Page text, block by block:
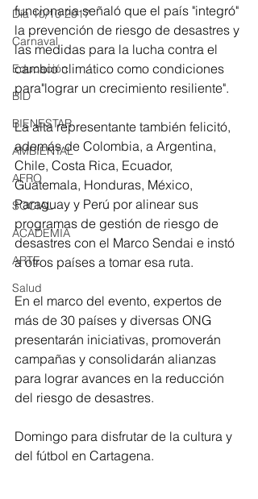
Día 10/10 2017
Carnaval
Educación
BID
BIENESTAR
AMBIENTAL
AFRO
SOCIAL
ACADEMIA
ARTE
Salud
funcionaria señaló que el país "integró"
la prevención de riesgo de desastres y
las medidas para la lucha contra el
cambio climático como condiciones
para"lograr un crecimiento resiliente".
La alta representante también felicitó,
además de Colombia, a Argentina,
Chile, Costa Rica, Ecuador,
Guatemala, Honduras, México,
Paraguay y Perú por alinear sus
programas de gestión de riesgo de
desastres con el Marco Sendai e instó
a otros países a tomar esa ruta.
En el marco del evento, expertos de
más de 30 países y diversas ONG
presentarán iniciativas, promoverán
campañas y consolidarán alianzas
para lograr avances en la reducción
del riesgo de desastres.
Domingo para disfrutar de la cultura y
del fútbol en Cartagena.